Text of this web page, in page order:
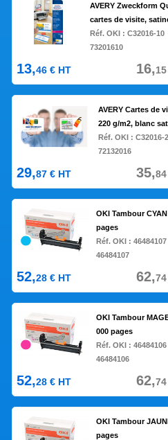
AVERY Zweckform
cartes de visite,
Réf. OKI :C32016-10
73201610
13,46 € HT 16,15
AVERY Cartes de
220 g/m2, blanc
Réf. OKI : C32016-
72132016
29,87 € HT 35,84
OKI Tambour
pages
Réf. OKI : 46484107
46484107
52,28 € HT 62,74
OKI Tambour
000 pages
Réf. OKI : 46484106
46484106
52,28 € HT 62,74
OKI Tambour
pages